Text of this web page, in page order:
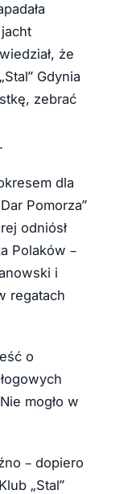
że
Gdynia
zebrać
dla
Pomorza”
odniósł
Polaków –
i
regatach
o
mogło w
– dopiero
„Stal”